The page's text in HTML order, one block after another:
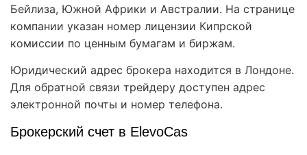
Бейлиза, Южной Африки и Австралии. На странице
компании указан номер лицензии Кипрской
комиссии по ценным бумагам и биржам.
Юридический адрес брокера находится в Лондоне.
Для обратной связи трейдеру доступен адрес
электронной почты и номер телефона.
Брокерский счет в ElevoCas